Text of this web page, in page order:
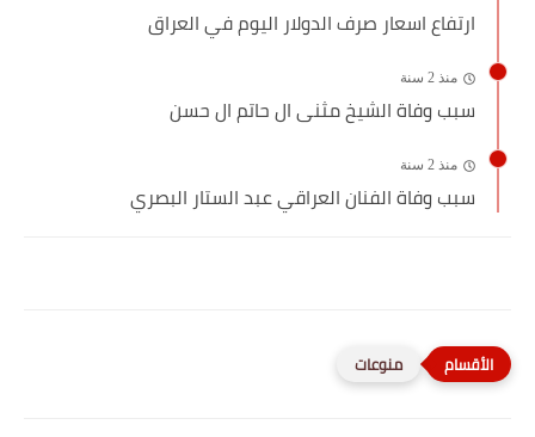
ارتفاع اسعار صرف الدولار اليوم في العراق
منذ 2 سنة
سبب وفاة الشيخ مثنى ال حاتم ال حسن
منذ 2 سنة
سبب وفاة الفنان العراقي عبد الستار البصري
منوعات